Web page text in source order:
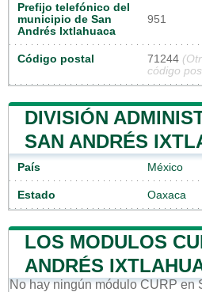
Prefijo telefónico del
municipio de San
Andrés Ixtlahuaca
951
Código postal 71244
código
DIVISIÓN
SAN ANDRÉS
País México
Estado Oaxaca
LOS MODULOS
ANDRÉS
No hay ningún módulo CURP en